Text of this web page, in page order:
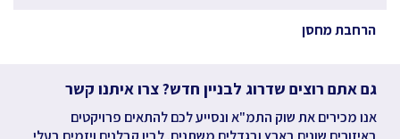
הרחבת מחסן
גם אתם רוצים שדרוג לבניין חדש? צרו איתנו קשר
אנו מכירים את שוק התמ"א ונסייע לכם להתאים פרויקטים